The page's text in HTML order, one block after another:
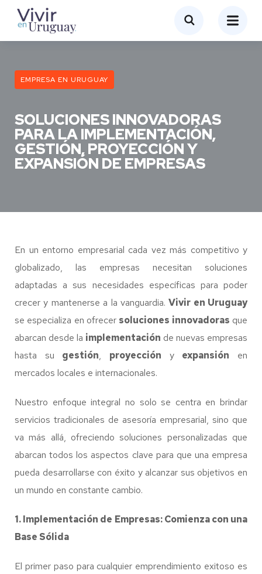
EMPRESA EN URUGUAY
SOLUCIONES INNOVADORAS
PARA LA IMPLEMENTACIÓN,
GESTIÓN, PROYECCIÓN Y
EXPANSIÓN DE EMPRESAS
En un entorno empresarial cada vez más competitivo y
globalizado, las empresas necesitan soluciones
adaptadas a sus necesidades específicas para poder
crecer y mantenerse a la vanguardia.Vivir en Uruguay
se especializa en ofrecer soluciones innovadoras que
abarcan desde la implementación de nuevas empresas
hasta su gestión, proyección y expansión en
mercados locales e internacionales.
Nuestro enfoque integral no solo se centra en brindar
servicios tradicionales de asesoría empresarial, sino que
va más allá, ofreciendo soluciones personalizadas que
abarcan todos los aspectos clave para que una empresa
pueda desarrollarse con éxito y alcanzar sus objetivos en
un mundo en constante cambio.
1. Implementación de Empresas: Comienza con una
Base Sólida
El primer paso para cualquier emprendimiento exitoso es